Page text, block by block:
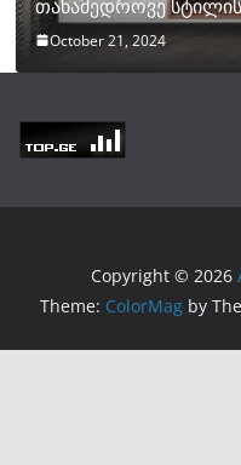
თანამედროვე
October 21, 2024
Copyright © 2026
Theme: ColorMag by